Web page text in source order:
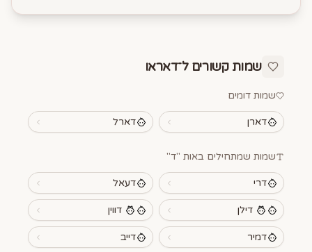
שמות קשורים ל־דאראו
שמות דומים
דארן דארל
שמות שמתחילים באות "ד"
דרי דעאל
דילן דווין
דמיר דייב